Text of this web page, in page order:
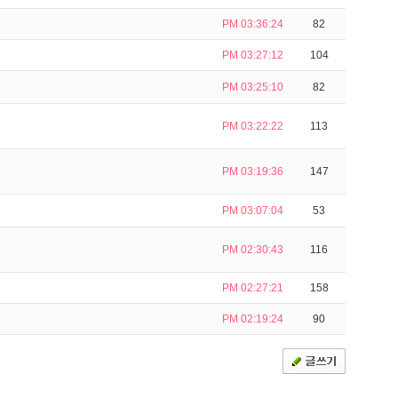
PM 03:36:24 82
PM 03:27:12 104
PM 03:25:10 82
PM 03:22:22 113
PM 03:19:36 147
PM 03:07:04 53
PM 02:30:43 116
PM 02:27:21 158
PM 02:19:24 90